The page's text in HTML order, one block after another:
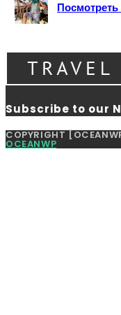
Subscribe to our
COPYRIGHT
OCEANWP